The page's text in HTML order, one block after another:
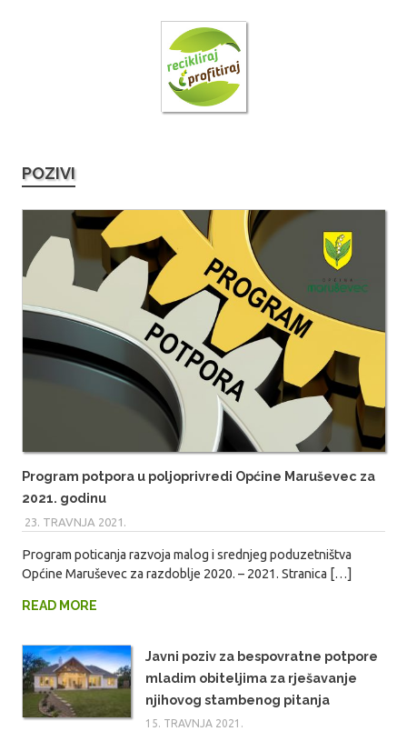
POZIVI
Program potpora u poljoprivredi Općine Maruševec za
2021. godinu
23. TRAVNJA 2021.
Program poticanja razvoja malog i srednjeg poduzetništva
Općine Maruševec za razdoblje 2020. – 2021. Stranica […]
READ MORE
Javni poziv za bespovratne potpore
mladim obiteljima za rješavanje
njihovog stambenog pitanja
15. TRAVNJA 2021.